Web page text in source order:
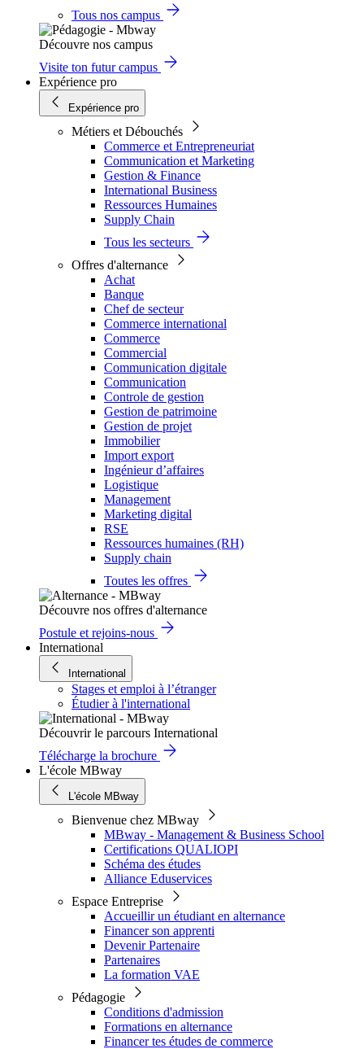
Tous nos campus
Découvre nos campus
Visite ton futur campus
Expérience pro
Expérience pro
Métiers et Débouchés
Commerce et Entrepreneuriat
Communication et Marketing
Gestion & Finance
International Business
Ressources Humaines
Supply Chain
Tous les secteurs
Offres d'alternance
Achat
Banque
Chef de secteur
Commerce international
Commerce
Commercial
Communication digitale
Communication
Controle de gestion
Gestion de patrimoine
Gestion de projet
Immobilier
Import export
Ingénieur d’affaires
Logistique
Management
Marketing digital
RSE
Ressources humaines (RH)
Supply chain
Toutes les offres
Découvre nos offres d'alternance
Postule et rejoins-nous
International
International
Stages et emploi à l’étranger
Étudier à l'international
Découvrir le parcours International
Télécharge la brochure
L'école MBway
L'école MBway
Bienvenue chez MBway
MBway - Management & Business School
Certifications QUALIOPI
Schéma des études
Alliance Eduservices
Espace Entreprise
Accueillir un étudiant en alternance
Financer son apprenti
Devenir Partenaire
Partenaires
La formation VAE
Pédagogie
Conditions d'admission
Formations en alternance
Financer tes études de commerce